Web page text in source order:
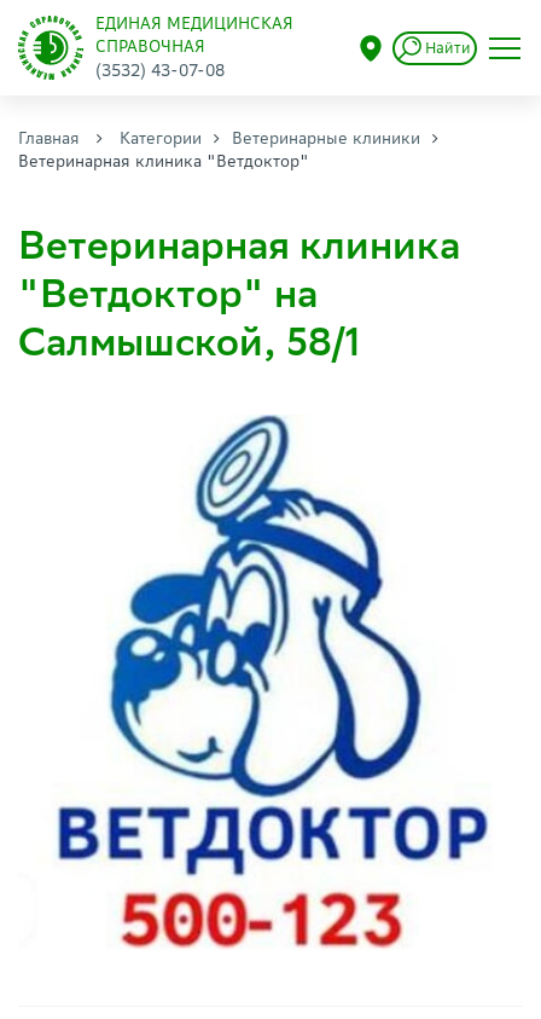
ЕДИНАЯ МЕДИЦИНСКАЯ
СПРАВОЧНАЯ
(3532) 43-07-08
Найти
Главная Категории
Ветеринарные клиники
Ветеринарная клиника "Ветдоктор"
Ветеринарная клиника
"Ветдоктор" на
Салмышской, 58/1